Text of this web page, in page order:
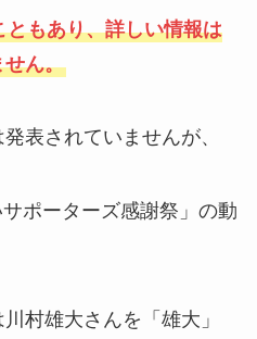
もあり、詳しい情報は
せん。
表されていませんが、
ポーターズ感謝祭」の動
村雄大さんを「雄大」